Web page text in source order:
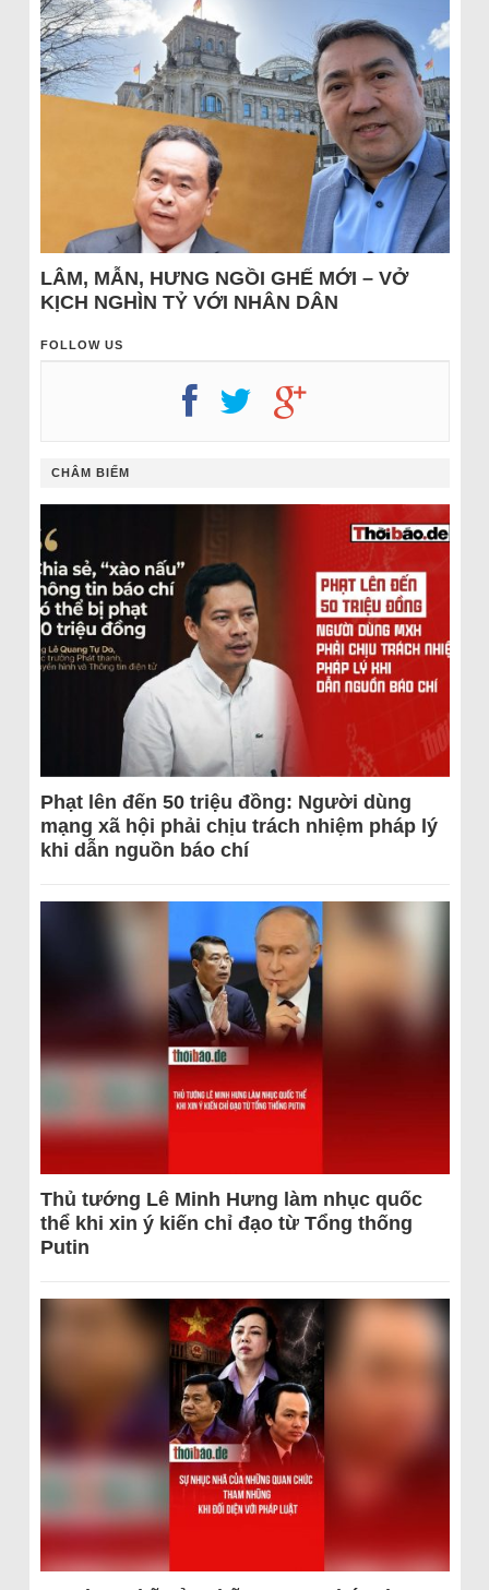
LÂM, MẪN, HƯNG NGỒI GHẾ MỚI – VỞ
KỊCH NGHÌN TỶ VỚI NHÂN DÂN
FOLLOW US
CHÂM BIẾM
Phạt lên đến 50 triệu đồng: Người dùng
mạng xã hội phải chịu trách nhiệm pháp lý
khi dẫn nguồn báo chí
Thủ tướng Lê Minh Hưng làm nhục quốc
thể khi xin ý kiến chỉ đạo từ Tổng thống
Putin